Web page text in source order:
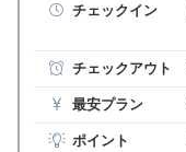
チェックイン
チェックアウト
最安プラン
ポイント